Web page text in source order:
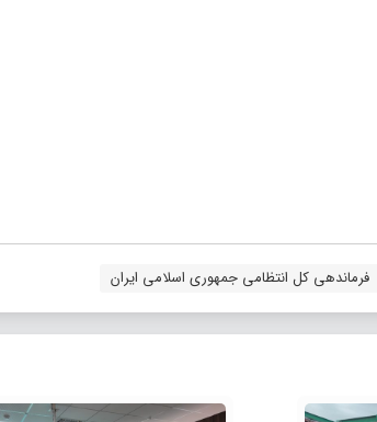
فرماندهی کل انتظامی جمهوری اسلامی ایران